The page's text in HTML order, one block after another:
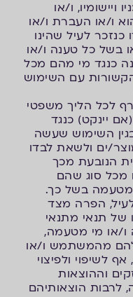
ו/או
ו/או העברת ו/או
לעיל שהינו
בשל כל טענה ו/או
כנגד מי מהם מכל
עם השימוש
לכל הליך משפטי
יינקט) כנגד
השימוש שעשה
ים ולשאת לבדו
הנובעת מכך
מכל סוג שהם
מטעמה בשל כך.
הפרה מצד
תנאי מתנאי
ו/או מי מטעמה,
להם מהמשתמש ו/או
לשיפוי ולפיצוי
וההוצאות
לרבות הוצאותיהם